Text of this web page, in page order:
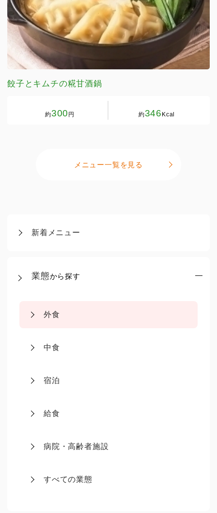
新着メニュー
業態から探す
外食
中食
宿泊
給食
病院・高齢者施設
すべての業態
餃子とキムチの糀甘酒鍋
約300 円 約346 Kcal
メニュー一覧を見る